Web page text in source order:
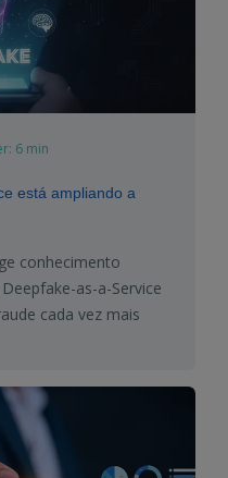
6 min
está ampliando a
conhecimento
as-a-Service
cada vez mais